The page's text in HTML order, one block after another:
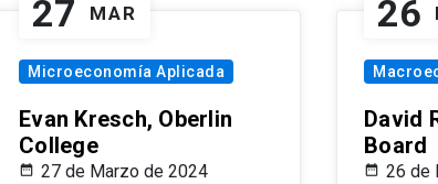
27 MAR
Microeconomía Aplicada
Evan Kresch, Oberlin
College
27 de Marzo de 2024
26
David
Board
26 de